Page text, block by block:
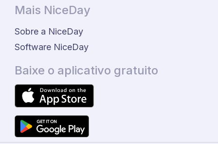
Mais NiceDay
Sobre a NiceDay
Software NiceDay
Baixe o aplicativo gratuito